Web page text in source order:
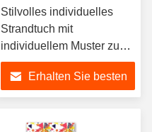
Stilvolles individuelles
Strandtuch mit
individuellem Muster zu
verkaufen,
personalisiertes
Strandtuch
Erhalten Sie besten